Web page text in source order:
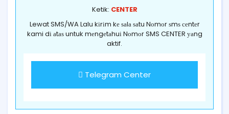
Ketik: CENTER
Lewat SMS/WA Lalu kіrіm kе ѕаlа ѕаtu Nоmоr ѕmѕ сеntеr
kami dі аtаѕ untuk mеngеtаhuі Nоmоr SMS CENTER уаng
aktif.
Telegram Center